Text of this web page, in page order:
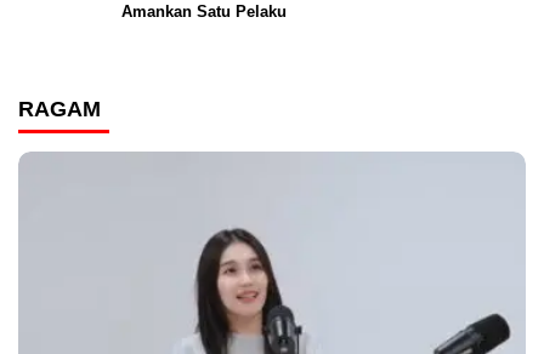
Amankan Satu Pelaku
RAGAM